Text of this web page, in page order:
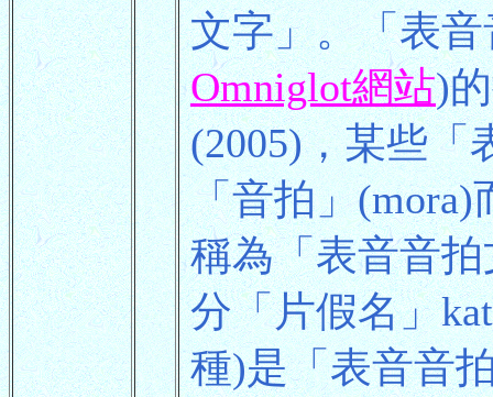
文字」。「表
Omniglot網站)
(2005)，某些「
「音拍」
稱為「表音音
分「片假名」
種)是「表音音